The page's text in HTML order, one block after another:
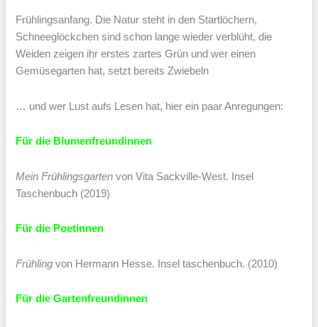
Frühlingsanfang. Die Natur steht in den Startlöchern,
Schneeglöckchen sind schon lange wieder verblüht, die
Weiden zeigen ihr erstes zartes Grün und wer einen
Gemüsegarten hat, setzt bereits Zwiebeln
… und wer Lust aufs Lesen hat, hier ein paar Anregungen:
Für die Blumenfreundinnen
Mein Frühlingsgarten von Vita Sackville-West. Insel
Taschenbuch (2019)
Für die Poetinnen
Frühling von Hermann Hesse. Insel taschenbuch. (2010)
Für die Gartenfreundinnen